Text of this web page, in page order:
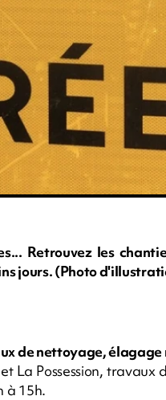
Retrouvez les
jours. (Photo
de nettoyage,
La Possession,
à 15h.